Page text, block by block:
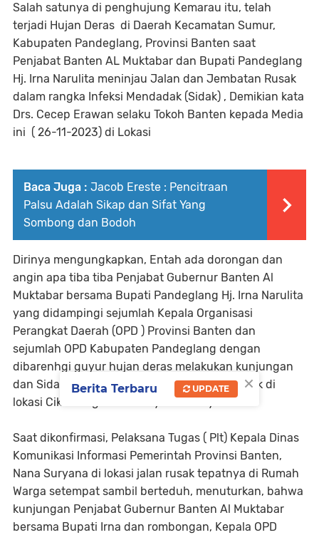
Salah satunya di penghujung Kemarau itu, telah
terjadi Hujan Deras di Daerah Kecamatan Sumur,
Kabupaten Pandeglang, Provinsi Banten saat
Penjabat Banten AL Muktabar dan Bupati Pandeglang
Hj. Irna Narulita meninjau Jalan dan Jembatan Rusak
dalam rangka Infeksi Mendadak (Sidak) , Demikian kata
Drs. Cecep Erawan selaku Tokoh Banten kepada Media
ini ( 26-11-2023) di Lokasi
Baca Juga : Jacob Ereste : Pencitraan
Palsu Adalah Sikap dan Sifat Yang
Sombong dan Bodoh
Dirinya mengungkapkan, Entah ada dorongan dan
angin apa tiba tiba Penjabat Gubernur Banten Al
Muktabar bersama Bupati Pandeglang Hj. Irna Narulita
yang didampingi sejumlah Kepala Organisasi
Perangkat Daerah (OPD ) Provinsi Banten dan
sejumlah OPD Kabupaten Pandeglang dengan
dibarenhgi guyur hujan deras melakukan kunjungan
dan Sidak ke Lokasi Jalan dan Jembatan rusak di
lokasi Cikawung Taman Jaya. Tuturnya
Saat dikonfirmasi, Pelaksana Tugas ( Plt) Kepala Dinas
Komunikasi Informasi Pemerintah Provinsi Banten,
Nana Suryana di lokasi jalan rusak tepatnya di Rumah
Warga setempat sambil berteduh, menuturkan, bahwa
kunjungan Penjabat Gubernur Banten Al Muktabar
bersama Bupati Irna dan rombongan, Kepala OPD
×
Berita Terbaru UPDATE